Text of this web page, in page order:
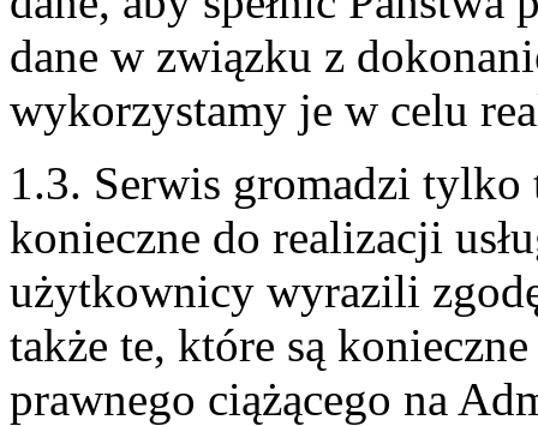
dane w związku z
wykorzystamy je w celu
1.3. Serwis gromadzi tylko
konieczne do realizacji
użytkownicy wyrazili
także te, które są
prawnego ciążącego na